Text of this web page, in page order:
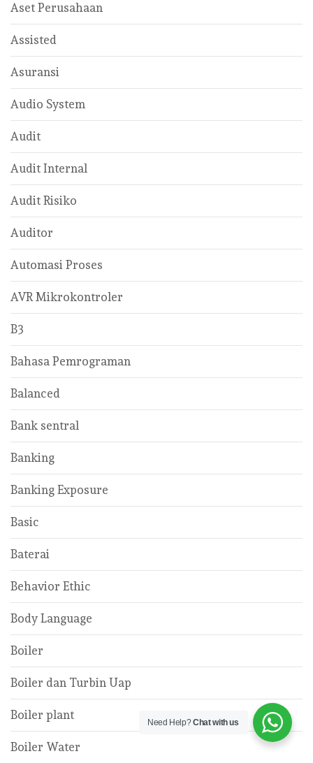
Aset Perusahaan
Assisted
Asuransi
Audio System
Audit
Audit Internal
Audit Risiko
Auditor
Automasi Proses
AVR Mikrokontroler
B3
Bahasa Pemrograman
Balanced
Bank sentral
Banking
Banking Exposure
Basic
Baterai
Behavior Ethic
Body Language
Boiler
Boiler dan Turbin Uap
Boiler plant
Boiler Water
Need Help?Chat with us